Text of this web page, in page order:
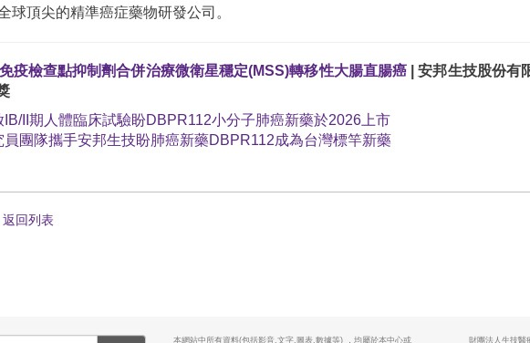
球頂尖的精準癌症藥物研發公司。
疫檢查點抑制劑合併治療微衛星穩定(MSS)轉移性大腸直腸癌 | 安邦生技股份有
II期人體臨床試驗盼DBPR112小分子肺癌新藥於2026上市
員團隊攜手安邦生技盼肺癌新藥DBPR112成為台灣標竿新藥
返回列表
本網站中所有資料(包括影音.文字.圖表.數據等) ，均屬於本中心或 財團法人生技醫